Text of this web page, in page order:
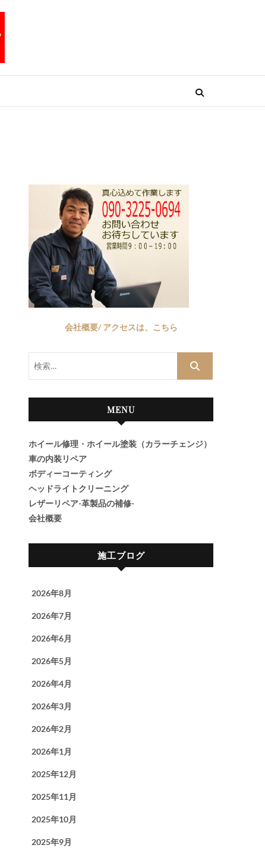
ペアテックワン
会社概要/ アクセスは、こちら
MENU
ホイール修理・ホイール塗装（カラーチェンジ）
車の内装リペア
ボディーコーティング
ヘッドライトクリーニング
レザーリペア-革製品の補修-
会社概要
施工ブログ
2026年8月
2026年7月
2026年6月
2026年5月
2026年4月
2026年3月
2026年2月
2026年1月
2025年12月
2025年11月
2025年10月
2025年9月